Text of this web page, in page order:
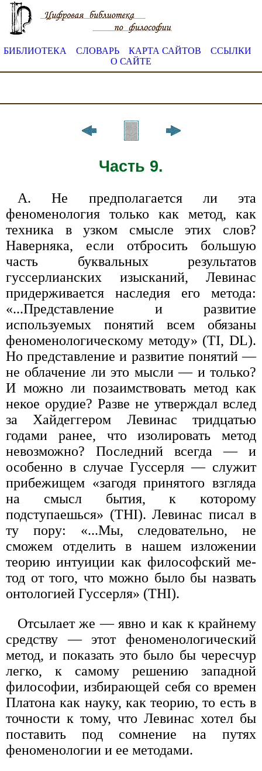
БИБЛИОТЕКА СЛОВАРЬ КАРТА САЙТОВ
ССЫЛКИ
О САЙТЕ
Часть 9.
А. Не предполагается ли эта
феноменология только как метод, как
техника в узком смысле этих слов?
Наверняка, если отбросить боль­шую
часть буквальных результатов
гуссерлианских изысканий, Леви­нас
придерживается наследия его метода:
«...Представление и разви­тие
используемых понятий всем обязаны
феноменологическому мето­ду» (TI, DL).
Но представление и развитие понятий —
не облачение ли это мысли — и только?
И можно ли позаимствовать метод как
не­кое орудие? Разве не утверждал вслед
за Хайдеггером Левинас трид­цатью
годами ранее, что изолировать метод
невозможно? Последний всегда — и
особенно в случае Гуссерля — служит
прибежищем «заго­дя принятого взгляда
на смысл бытия, к которому
подступаешься» (THI). Левинас писал в
ту пору: «...Мы, следовательно, не
сможем отделить в нашем изложении
теорию интуиции как философский ме­
тод от того, что можно было бы назвать
онтологией Гуссерля» (THI).
Отсылает же — явно и как к крайнему
средству — этот феномено­логический
метод, и показать это было бы чересчур
легко, к самому решению западной
философии, избирающей себя со времен
Платона как науку, как теорию, то есть в
точности к тому, что Левинас хотел бы
поставить под сомнение на путях
феноменологии и ее методами.